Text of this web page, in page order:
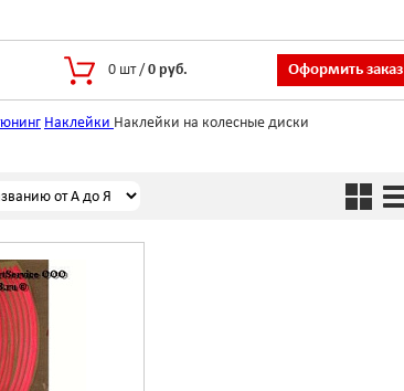
0 шт / 0 руб. Оформить заказ
Наклейки Наклейки на колесные диски